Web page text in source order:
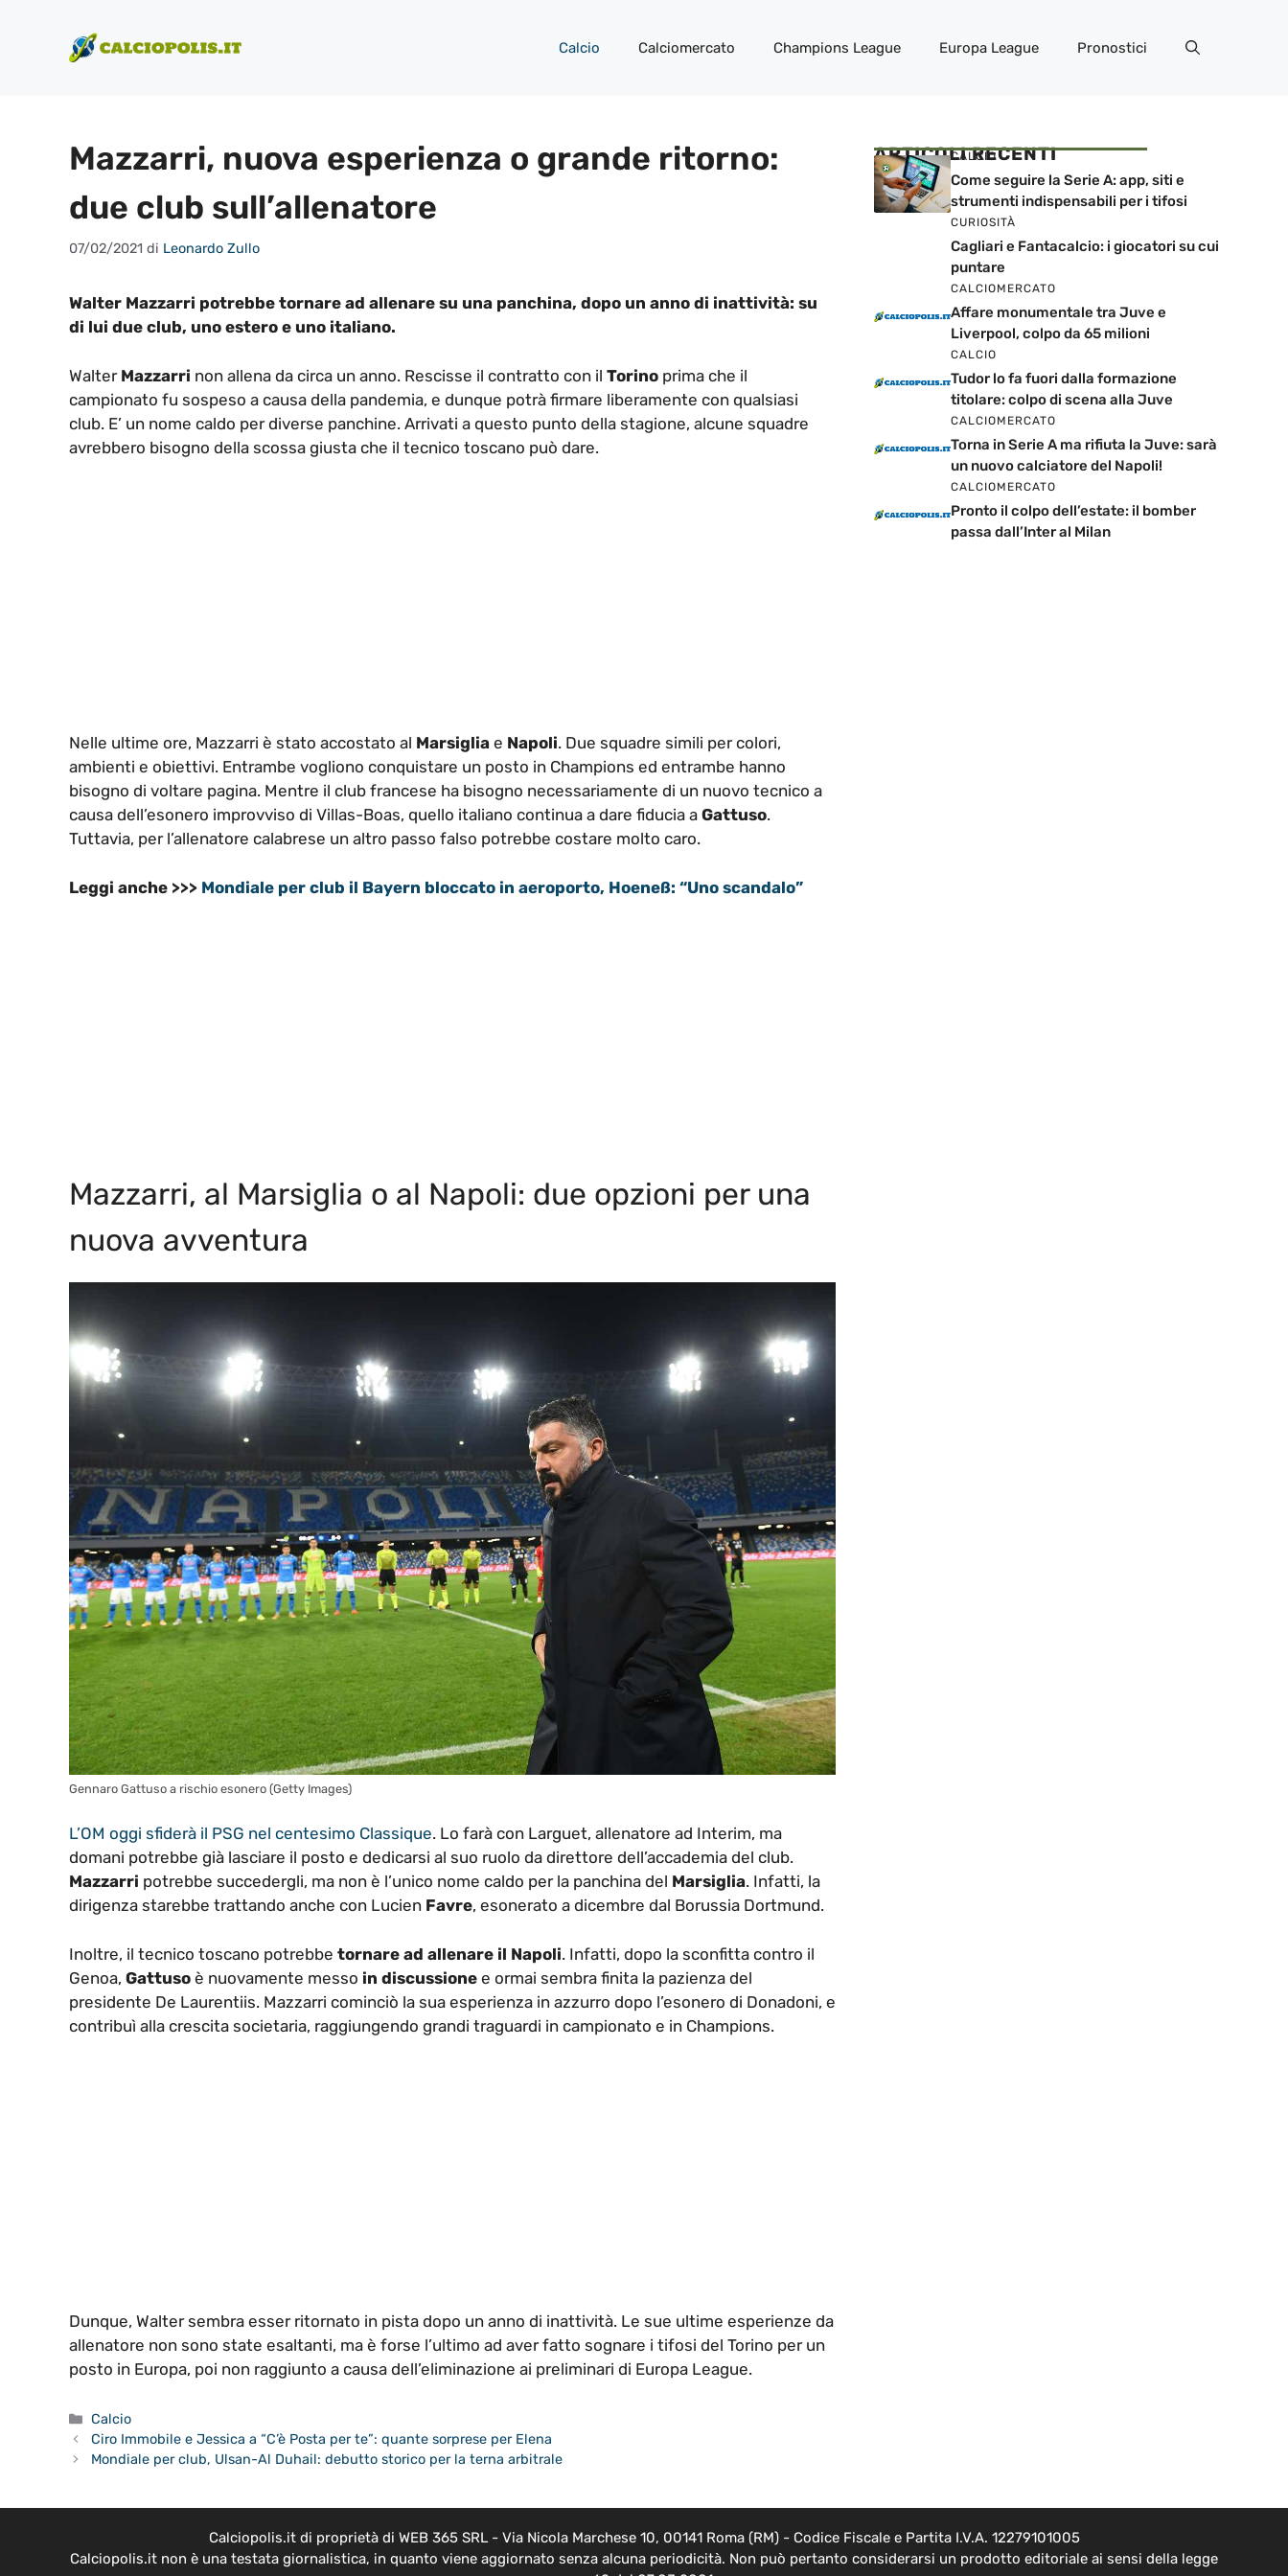
contenuto
Calcio Calciomercato Champions League Europa League Pronostici
Mazzarri, nuova esperienza o grande ritorno:
due club sull’allenatore
07/02/2021 di Leonardo Zullo
Walter Mazzarri potrebbe tornare ad allenare su una panchina, dopo un anno di inattività: su
di lui due club, uno estero e uno italiano.
Walter Mazzarri non allena da circa un anno. Rescisse il contratto con il Torino prima che il
campionato fu sospeso a causa della pandemia, e dunque potrà firmare liberamente con qualsiasi
club. E’ un nome caldo per diverse panchine. Arrivati a questo punto della stagione, alcune squadre
avrebbero bisogno della scossa giusta che il tecnico toscano può dare.
Nelle ultime ore, Mazzarri è stato accostato al Marsiglia e Napoli. Due squadre simili per colori,
ambienti e obiettivi. Entrambe vogliono conquistare un posto in Champions ed entrambe hanno
bisogno di voltare pagina. Mentre il club francese ha bisogno necessariamente di un nuovo tecnico a
causa dell’esonero improvviso di Villas-Boas, quello italiano continua a dare fiducia a Gattuso.
Tuttavia, per l’allenatore calabrese un altro passo falso potrebbe costare molto caro.
Leggi anche >>> Mondiale per club il Bayern bloccato in aeroporto, Hoeneß: “Uno scandalo”
Mazzarri, al Marsiglia o al Napoli: due opzioni per una
nuova avventura
Gennaro Gattuso a rischio esonero (Getty Images)
L’OM oggi sfiderà il PSG nel centesimo Classique. Lo farà con Larguet, allenatore ad Interim, ma
domani potrebbe già lasciare il posto e dedicarsi al suo ruolo da direttore dell’accademia del club.
Mazzarri potrebbe succedergli, ma non è l’unico nome caldo per la panchina del Marsiglia. Infatti, la
dirigenza starebbe trattando anche con Lucien Favre, esonerato a dicembre dal Borussia Dortmund.
Inoltre, il tecnico toscano potrebbe tornare ad allenare il Napoli. Infatti, dopo la sconfitta contro il
Genoa, Gattuso è nuovamente messo in discussione e ormai sembra finita la pazienza del
presidente De Laurentiis. Mazzarri cominciò la sua esperienza in azzurro dopo l’esonero di Donadoni, e
contribuì alla crescita societaria, raggiungendo grandi traguardi in campionato e in Champions.
Dunque, Walter sembra esser ritornato in pista dopo un anno di inattività. Le sue ultime esperienze da
allenatore non sono state esaltanti, ma è forse l’ultimo ad aver fatto sognare i tifosi del Torino per un
posto in Europa, poi non raggiunto a causa dell’eliminazione ai preliminari di Europa League.
Categorie
Calcio
Ciro Immobile e Jessica a “C’è Posta per te”: quante sorprese per Elena
Mondiale per club, Ulsan-Al Duhail: debutto storico per la terna arbitrale
ARTICOLI RECENTI
CALCIO
Come seguire la Serie A: app, siti e
strumenti indispensabili per i tifosi
CURIOSITÀ
Cagliari e Fantacalcio: i giocatori su cui
puntare
CALCIOMERCATO
Affare monumentale tra Juve e
Liverpool, colpo da 65 milioni
CALCIO
Tudor lo fa fuori dalla formazione
titolare: colpo di scena alla Juve
CALCIOMERCATO
Torna in Serie A ma rifiuta la Juve: sarà
un nuovo calciatore del Napoli!
CALCIOMERCATO
Pronto il colpo dell’estate: il bomber
passa dall’Inter al Milan
Calciopolis.it di proprietà di WEB 365 SRL - Via Nicola Marchese 10, 00141 Roma (RM) - Codice Fiscale e Partita I.V.A. 12279101005
Calciopolis.it non è una testata giornalistica, in quanto viene aggiornato senza alcuna periodicità. Non può pertanto considerarsi un prodotto editoriale ai sensi della legge